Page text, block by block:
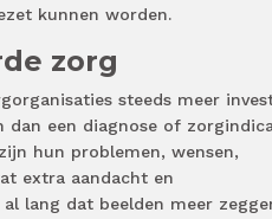
kunnen worden.
zorg
steeds meer
een diagnose of
hun problemen, wensen,
extra aandacht en
lang dat beelden meer